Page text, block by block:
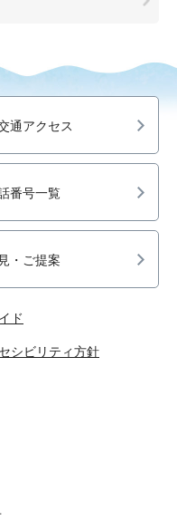
通アクセス
番号一覧
・ご提案
ド
シビリティ方針